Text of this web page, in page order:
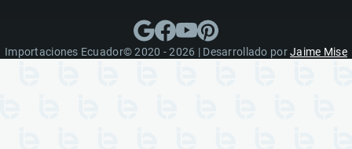
Importaciones Ecuador© 2020 - 2026 | Desarrollado porJaime Mise